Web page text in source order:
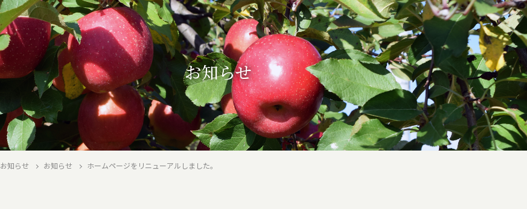
お知らせ
お知らせ お知らせ ホームページをリニューアルしました。